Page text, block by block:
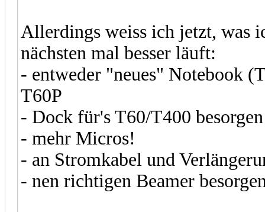
Allerdings weiss ich jetzt, was
nächsten mal besser läuft:
- entweder "neues" Notebook
T60P
- Dock für's T60/T400 besorgen
- mehr Micros!
- an Stromkabel und
- nen richtigen Beamer